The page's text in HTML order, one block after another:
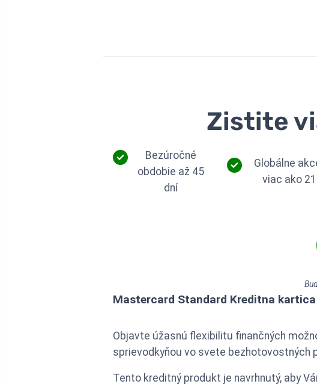
Zistite
Bezúročné
obdobie až 45
dní
Globálne
viac ako
Mastercard Standard Kreditna
Objavte úžasnú flexibilitu finančných
sprievodkyňou vo svete bezhotovostných
Tento kreditný produkt je navrhnutý, aby